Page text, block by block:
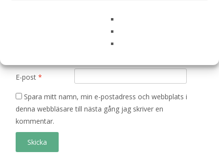
E-post *
Spara mitt namn, min e-postadress och webbplats i
denna webbläsare till nästa gång jag skriver en
kommentar.